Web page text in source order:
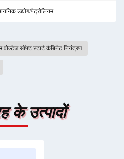
उद्योग/पेट्रोलियम
वोल्टेज सॉफ्ट स्टार्ट कैबिनेट नियंत्रण
के उत्पादों